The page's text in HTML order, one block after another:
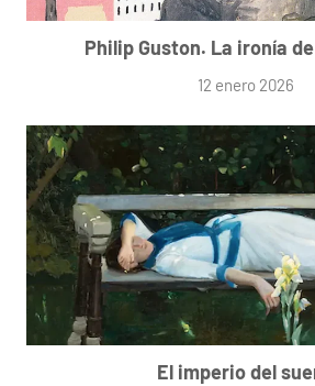
Philip Guston. La ironía
12 enero 2026
El imperio del